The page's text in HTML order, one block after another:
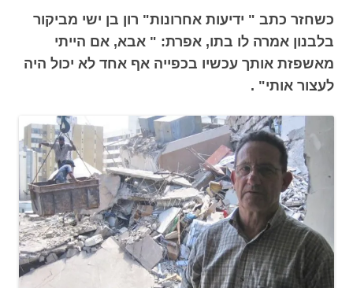
כשחזר כתב " ידיעות אחרונות" רון בן ישי מביקור
בלבנון אמרה לו בתו, אפרת: " אבא, אם הייתי
מאשפזת אותך עכשיו בכפייה אף אחד לא יכול היה
לעצור אותי" .